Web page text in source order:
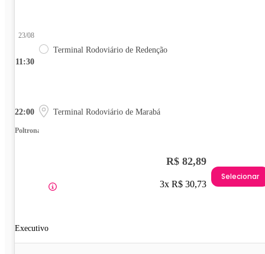
11:30
23/08
Terminal Rodoviário de Redenção
22:00 Terminal Rodoviário de Marabá
Poltrona
Executivo
R$ 82,89
3x R$ 30,73
Selecionar